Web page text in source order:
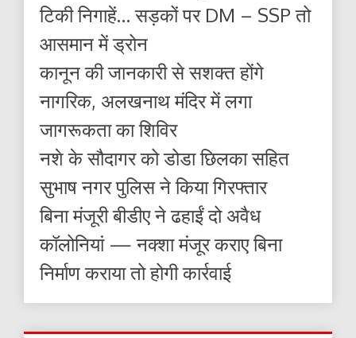
टिकी निगाहें… सड़कों पर DM – SSP तो
आसमान में ड्रोन
कानून की जानकारी से सशक्त होंगे
नागरिक, अलखनाथ मंदिर में लगा
जागरूकता का शिविर
नशे के सौदागर को डोडा छिलका सहित
सुभाष नगर पुलिस ने किया गिरफ्तार
बिना मंजूरी बीडीए ने ढहाईं दो अवैध
कॉलोनियां — नक्शा मंजूर कराए बिना
निर्माण कराया तो होगी कार्रवाई